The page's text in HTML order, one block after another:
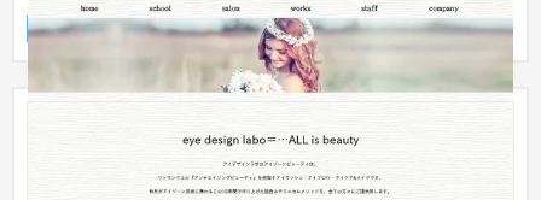
企業サイト 美容室・サロン 〜30万円